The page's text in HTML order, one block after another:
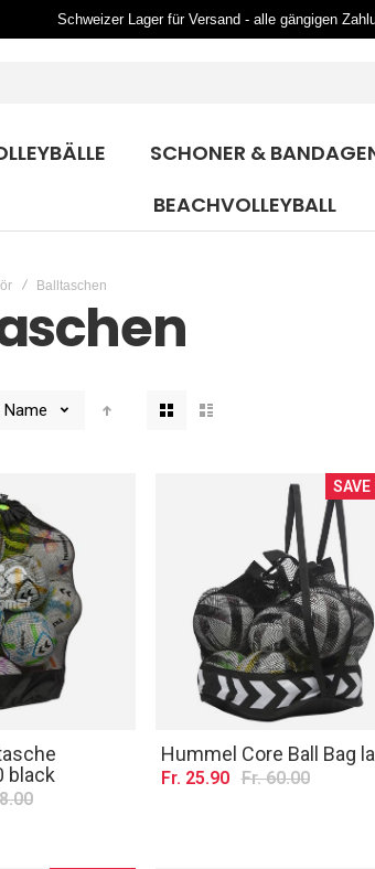
Schweizer Lager für Versand - alle gängigen
SCHONER &
BEACHVOLLEYBALL
Balltaschen
Name
Anzeigen
als
black
SAVE
Hummel Core Ball Bag
Fr. 25.90 Fr. 60.00